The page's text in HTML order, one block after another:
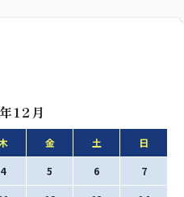
12月
金 土 日
4 5 6 7